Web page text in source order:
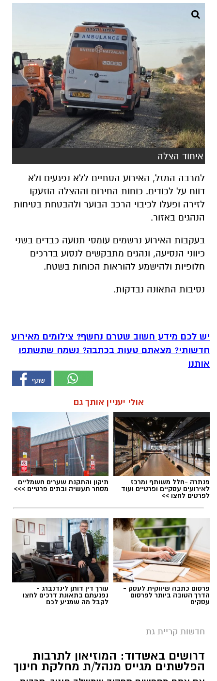
איחוד הצלה
למרבה המזל, האירוע הסתיים ללא נפגעים ולא
דווח על לכודים. כוחות החירום וההצלה הוזעקו
לזירה ופעלו לכיבוי הרכב הבוער ולהבטחת בטיחות
הנהגים באזור.
בעקבות האירוע נרשמים עומסי תנועה כבדים בשני
כיווני הנסיעה, ונהגים מתבקשים לנסוע בדרכים
חלופיות ולהישמע להוראות הכוחות בשטח.
נסיבות התאונה נבדקות.
יש לכם מידע חשוב שטרם נחשף? צילומים מאירוע
חדשותי? מצאתם טעות בכתבה? נשמח שתשתפו
אותנו
אולי יעניין אותך גם
פנתרה -חלל משותף ומרכז
לאירועים עסקיים ופרטיים ועוד
לפרטים לחצו >>
תיקון והתקנת שערים חשמליים
מסחר תעשיה ובתים פרטיים >>>
פרסום כתבה שיווקית לעסק -
הדרך הטובה ביותר לפרסום
עסקים
עורך דין דותן לינדנברג -
נפגעתם בתאונת דרכים לחצו
לקבל מה שמגיע לכם
חדשות קריית גת
דרושים באשדוד: המוזיאון לתרבות
הפלשתים מגייס מנהל/ת מחלקת חינוך